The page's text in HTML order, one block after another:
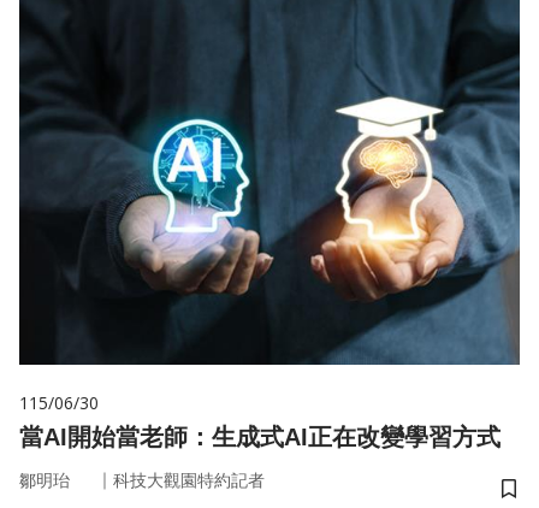
115/06/30
當AI開始當老師：生成式AI正在改變學習方式
鄒明珆 ｜ 科技大觀園特約記者
儲